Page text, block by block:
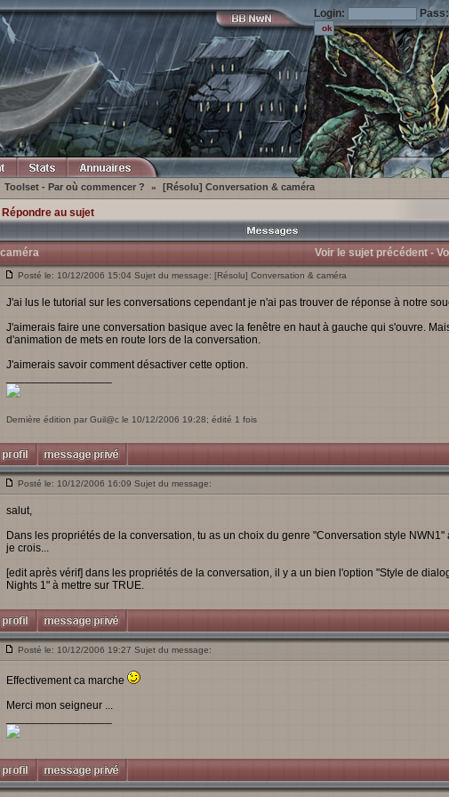
Login: Pass:
Toolset - Par où commencer ? » [Résolu] Conversation & caméra
Répondre au sujet
Voir le sujet précédent -
Posté le: 10/12/2006 15:04 Sujet du message: [Résolu] Conversation & caméra
J'ai lus le tutorial sur les conversations cependant je n'ai pas trouver de réponse à notre
J'aimerais faire une conversation basique avec la fenêtre en haut à gauche qui s'ouvre.
d'animation de mets en route lors de la conversation.
J'aimerais savoir comment désactiver cette option.
Dernière édition par Guil@c le 10/12/2006 19:28; édité 1 fois
Posté le: 10/12/2006 16:09 Sujet du message:
salut,
Dans les propriétés de la conversation, tu as un choix du genre "Conversation style NWN1"
je crois...
[edit après vérif] dans les propriétés de la conversation, il y a un bien l'option "Style de
Nights 1" à mettre sur TRUE.
Posté le: 10/12/2006 19:27 Sujet du message:
Effectivement ca marche
Merci mon seigneur ...